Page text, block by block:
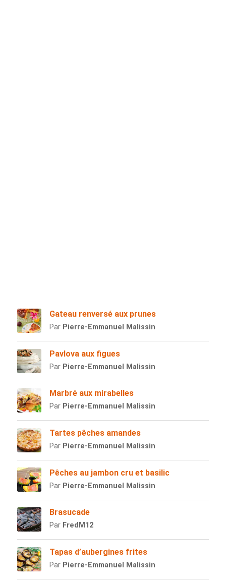
Gateau renversé aux prunes
Par Pierre-Emmanuel Malissin
Pavlova aux figues
Par Pierre-Emmanuel Malissin
Marbré aux mirabelles
Par Pierre-Emmanuel Malissin
Tartes pêches amandes
Par Pierre-Emmanuel Malissin
Pêches au jambon cru et basilic
Par Pierre-Emmanuel Malissin
Brasucade
Par FredM12
Tapas d’aubergines frites
Par Pierre-Emmanuel Malissin